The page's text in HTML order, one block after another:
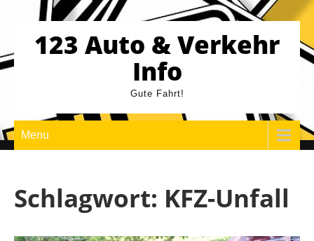
content123 Auto & Verkehr
Info
Gute Fahrt!
Menu
Schlagwort: KFZ-Unfall